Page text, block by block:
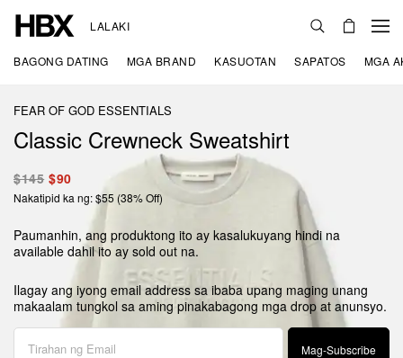
LALAKI
BAGONG DATING MGA BRAND KASUOTAN SAPATOS MGA
FEAR OF GOD ESSENTIALS
Classic Crewneck Sweatshirt
$145 $90
Nakatipid ka ng: $55 (38% Off)
Paumanhin, ang produktong ito ay kasalukuyang hindi na
available dahil ito ay sold out na.
Ilagay ang iyong email address sa ibaba upang maging unang
makaalam tungkol sa aming pinakabagong mga drop at anunsyo.
Mag-Subscribe